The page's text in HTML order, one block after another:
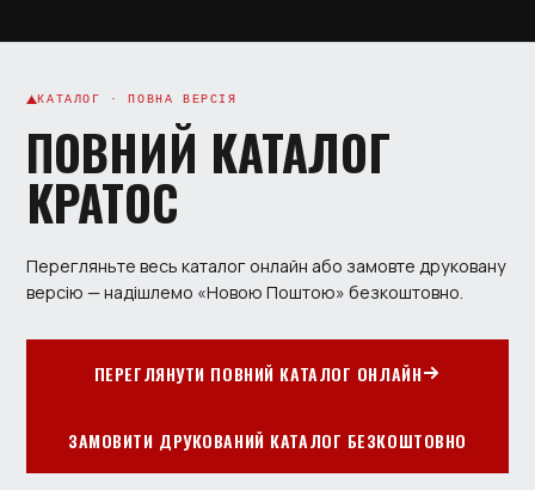
КАТАЛОГ · ПОВНА ВЕРСІЯ
ПОВНИЙ КАТАЛОГ
КРАТОС
Перегляньте весь каталог онлайн або замовте друковану
версію — надішлемо «Новою Поштою» безкоштовно.
ПЕРЕГЛЯНУТИ ПОВНИЙ КАТАЛОГ ОНЛАЙН
ЗАМОВИТИ ДРУКОВАНИЙ КАТАЛОГ БЕЗКОШТОВНО